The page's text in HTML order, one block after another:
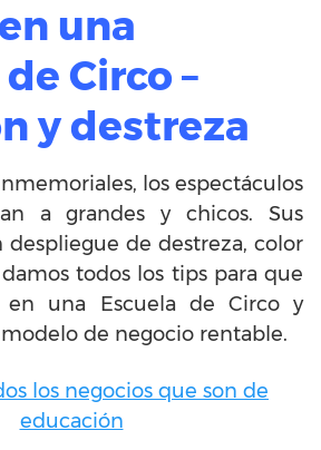
una
Circo –
y destreza
los espectáculos
a grandes y chicos. Sus
despliegue de destreza, color
todos los tips para que
en una Escuela de Circo y
de negocio rentable.
los negocios que son de
educación